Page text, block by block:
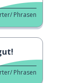
Phrasen
Phrasen